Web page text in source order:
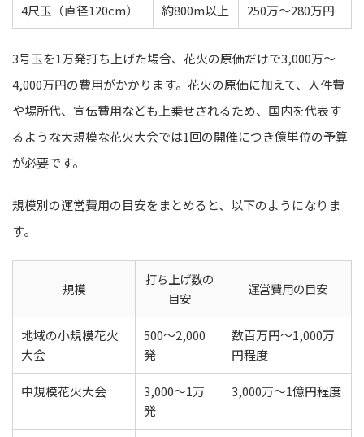
4尺玉（直径120cm） 約800m以上 250万〜280万円
3号玉を1万発打ち上げた場合、花火の原価だけで3,000万〜
4,000万円の費用がかかります。花火の原価に加えて、人件費
や場所代、宣伝費用なども上乗せされるため、国内を代表す
るような大規模な花火大会では1回の開催につき億単位の予算
が必要です。
規模別の運営費用の目安をまとめると、以下のようになりま
す。
規模
打ち上げ数の
目安
運営費用の目安
地域の小規模花火
大会
500〜2,000
発
数百万円〜1,000万
円程度
中規模花火大会
3,000〜1万
発
3,000万〜1億円程度